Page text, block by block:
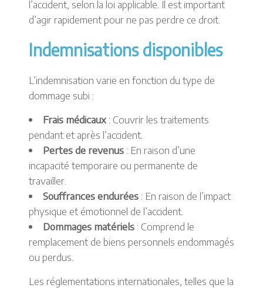
l’accident, selon la loi applicable. Il est important
d’agir rapidement pour ne pas perdre ce droit.
Indemnisations disponibles
L’indemnisation varie en fonction du type de
dommage subi :
Frais médicaux : Couvrir les traitements
pendant et après l’accident.
Pertes de revenus : En raison d’une
incapacité temporaire ou permanente de
travailler.
Souffrances endurées : En raison de l’impact
physique et émotionnel de l’accident.
Dommages matériels : Comprend le
remplacement de biens personnels endommagés
ou perdus.
Les réglementations internationales, telles que la